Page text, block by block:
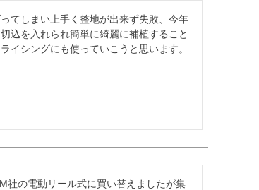
てしまい上手く整地が出来ず失敗、今年
込を入れられ簡単に綺麗に補植すること
イシングにも使っていこうと思います。
社の電動リール式に買い替えましたが集